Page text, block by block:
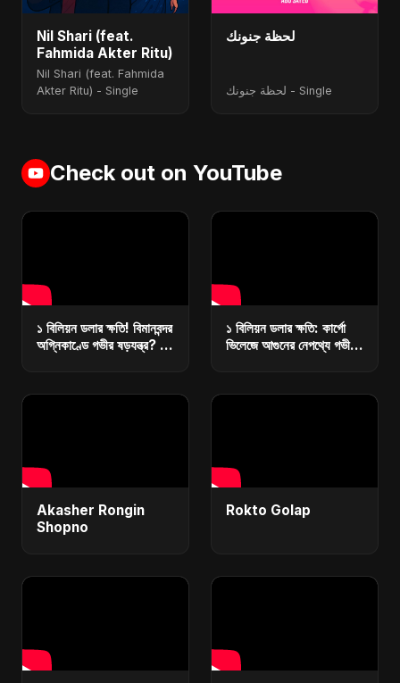
Nil Shari (feat.
Fahmida Akter Ritu)
Nil Shari (feat. Fahmida
Akter Ritu) - Single
لحظة جنونك
لحظة جنونك - Single
Check out on YouTube
১ বিলিয়ন ডলার ক্ষতি! বিমানবন্দর
অগ্নিকাণ্ডে গভীর ষড়যন্ত্র? |
১ বিলিয়ন ডলার ক্ষতি: কার্গো
ভিলেজে আগুনের নেপথ্যে গভীর
Akasher Rongin
Shopno
Rokto Golap